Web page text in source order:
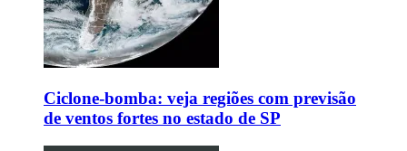
Ciclone-bomba: veja regiões com previsão
de ventos fortes no estado de SP